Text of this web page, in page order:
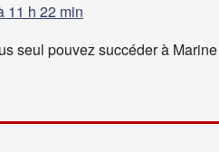
11 h 22 min
seul pouvez succéder à